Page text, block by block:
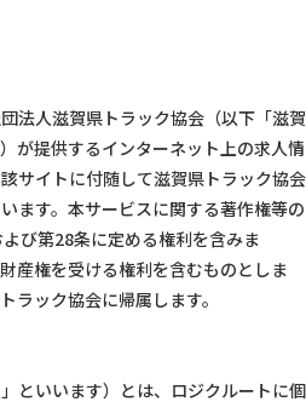
法人滋賀県トラック協会（以下「滋賀
が提供するインターネット上の求人情
サイトに付随して滋賀県トラック協会
ます。本サービスに関する著作権等の
び第28条に定める権利を含みま
産権を受ける権利を含むものとしま
ラック協会に帰属します。
といいます）とは、ロジクルートに個